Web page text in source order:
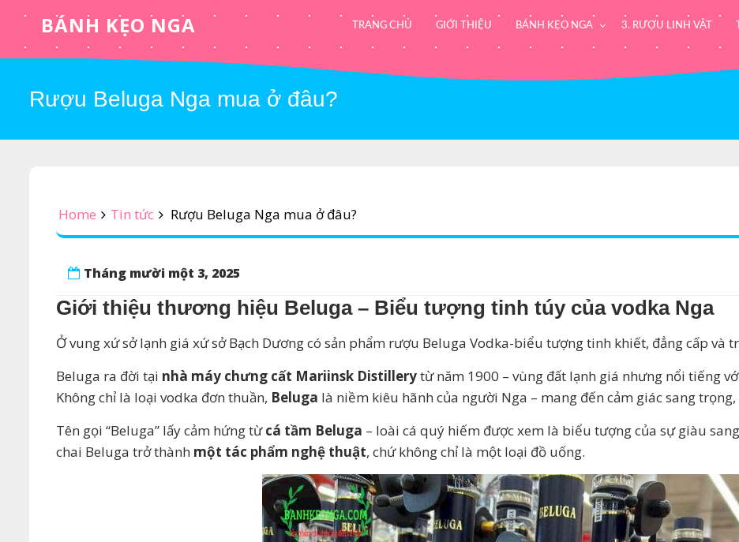
content
BÁNH KẸO NGA TRANG CHỦ GIỚI THIỆU BÁNH KẸO NGA 3. RƯỢU LINH VẬT
Rượu Beluga Nga mua ở đâu?
Home Tin tức Rượu Beluga Nga mua ở đâu?
Tháng mười một 3, 2025
Giới thiệu thương hiệu Beluga – Biểu tượng tinh túy của vodka Nga
Ở vung xứ sở lạnh giá xứ sở Bạch Dương có sản phẩm rượu Beluga Vodka-biểu tượng tinh khiết, đẳng cấp và
Beluga ra đời tại nhà máy chưng cất Mariinsk Distillerytừ năm 1900 – vùng đất lạnh giá nhưng nổi tiếng
Không chỉ là loại vodka đơn thuần, Beluga là niềm kiêu hãnh của người Nga – mang đến cảm giác sang
Tên gọi “Beluga” lấy cảm hứng từcá tầm Beluga – loài cá quý hiếm được xem là biểu tượng của sự giàu
chai Beluga trở thành một tác phẩm nghệ thuật, chứ không chỉ là một loại đồ uống.